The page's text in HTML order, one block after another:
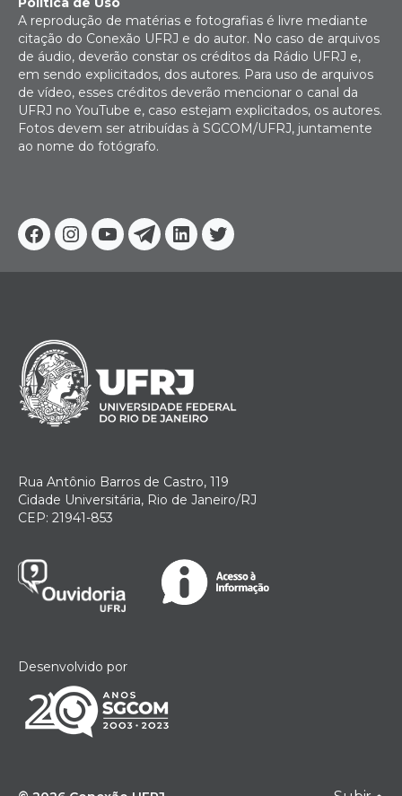
Facebook
Instagram
YoutubeTelegram
Linkedin
Twitter
A reprodução de matérias e fotografias é livre mediante
citação do Conexão UFRJ e do autor. No caso de arquivos
de áudio, deverão constar os créditos da Rádio UFRJ e,
em sendo explicitados, dos autores. Para uso de arquivos
de vídeo, esses créditos deverão mencionar o canal da
UFRJ no YouTube e, caso estejam explicitados, os autores.
Fotos devem ser atribuídas à SGCOM/UFRJ, juntamente
ao nome do fotógrafo.
Rua Antônio Barros de Castro, 119
Cidade Universitária, Rio de Janeiro/RJ
CEP: 21941-853
Desenvolvido por